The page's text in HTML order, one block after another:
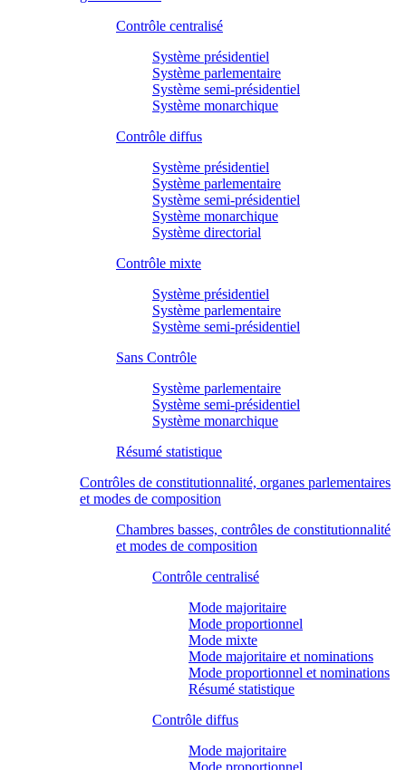
Contrôle centralisé
Système présidentiel
Système parlementaire
Système semi-présidentiel
Système monarchique
Contrôle diffus
Système présidentiel
Système parlementaire
Système semi-présidentiel
Système monarchique
Système directorial
Contrôle mixte
Système présidentiel
Système parlementaire
Système semi-présidentiel
Sans Contrôle
Système parlementaire
Système semi-présidentiel
Système monarchique
Résumé statistique
Contrôles de constitutionnalité, organes parlementaires
et modes de composition
Chambres basses, contrôles de constitutionnalité
et modes de composition
Contrôle centralisé
Mode majoritaire
Mode proportionnel
Mode mixte
Mode majoritaire et nominations
Mode proportionnel et nominations
Résumé statistique
Contrôle diffus
Mode majoritaire
Mode proportionnel